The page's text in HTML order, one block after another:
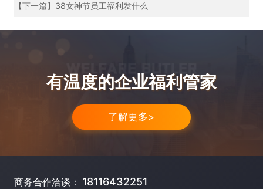
【下一篇】38女神节员工福利发什么
有温度的企业福利管家
了解更多>
商务合作洽谈： 18116432251